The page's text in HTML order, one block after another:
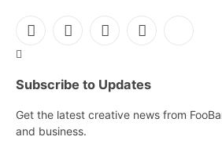
Facebook
X
InstagramPinterest
Subscribe to Updates
Get the latest creative news from
and business.